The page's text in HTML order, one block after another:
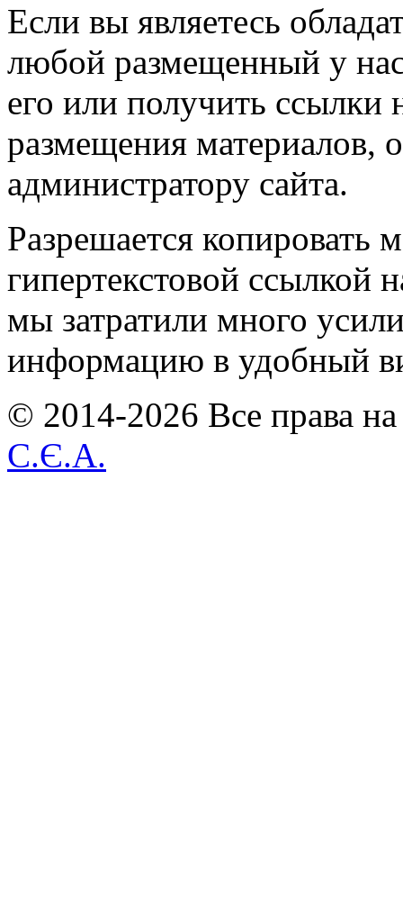
Если вы являетесь
любой размещенный у
его или получить ссылки
размещения материалов,
администратору сайта.
Разрешается копировать
гипертекстовой ссылкой
мы затратили много
информацию в удобный
© 2014-2026 Все права
С.Є.А.